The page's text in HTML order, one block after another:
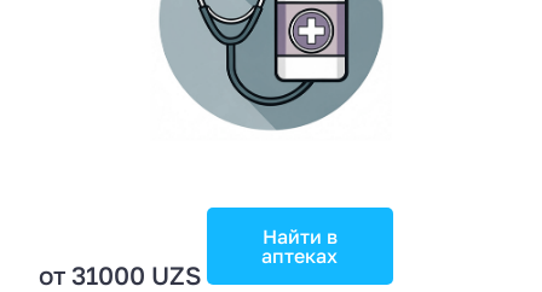
от 31000 UZS
Найти в
аптеках